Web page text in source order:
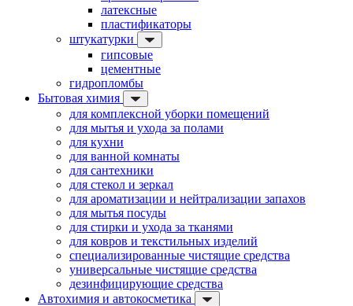
латексные
пластификаторы
штукатурки
гипсовые
цементные
гидропломбы
Бытовая химия
для комплексной уборки помещений
для мытья и ухода за полами
для кухни
для ванной комнаты
для сантехники
для стекол и зеркал
для ароматизации и нейтрализации запахов
для мытья посуды
для стирки и ухода за тканями
для ковров и текстильных изделий
специализированные чистящие средства
универсальные чистящие средства
дезинфицирующие средства
Автохимия и автокосметика